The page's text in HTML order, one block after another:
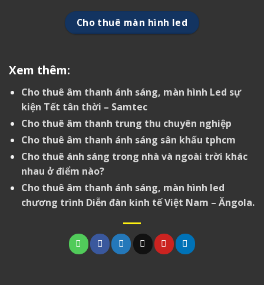
Cho thuê màn hình led
Xem thêm:
Cho thuê âm thanh ánh sáng, màn hình Led sự
kiện Tết tân thời – Samtec
Cho thuê âm thanh trung thu chuyên nghiệp
Cho thuê âm thanh ánh sáng sân khấu tphcm
Cho thuê ánh sáng trong nhà và ngoài trời khác
nhau ở điểm nào?
Cho thuê âm thanh ánh sáng, màn hình led
chương trình Diễn đàn kinh tế Việt Nam – Ăngola.